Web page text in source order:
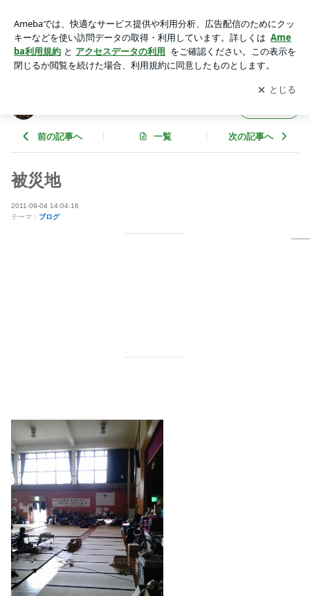
アプリをダウンロードして ブログの更新通知
を受け取りまし
ょう。
開く
前の記事へ 一覧 次の記事へ
被災地
2011-09-04 14:04:16
テーマ： ブログ